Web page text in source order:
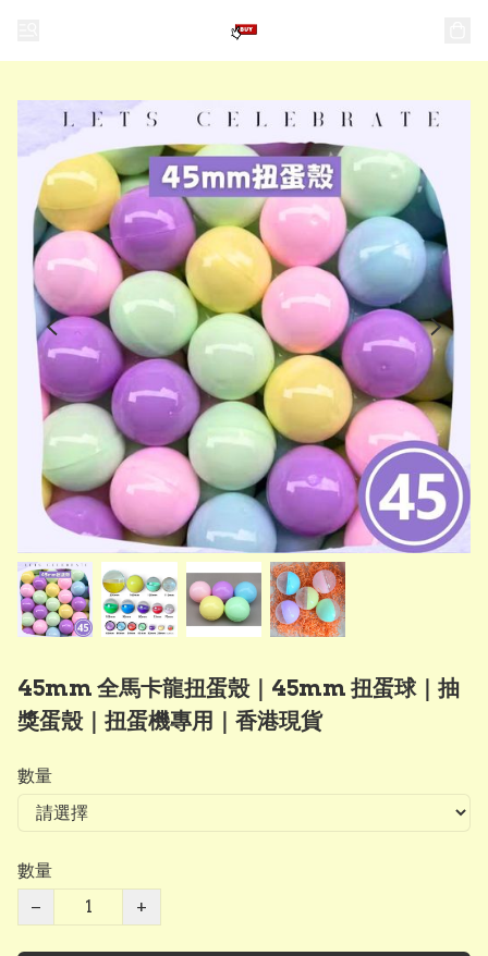
45mm 全馬卡龍扭蛋殼｜45mm 扭蛋球｜抽
獎蛋殼｜扭蛋機專用｜香港現貨
數量
數量
−
+